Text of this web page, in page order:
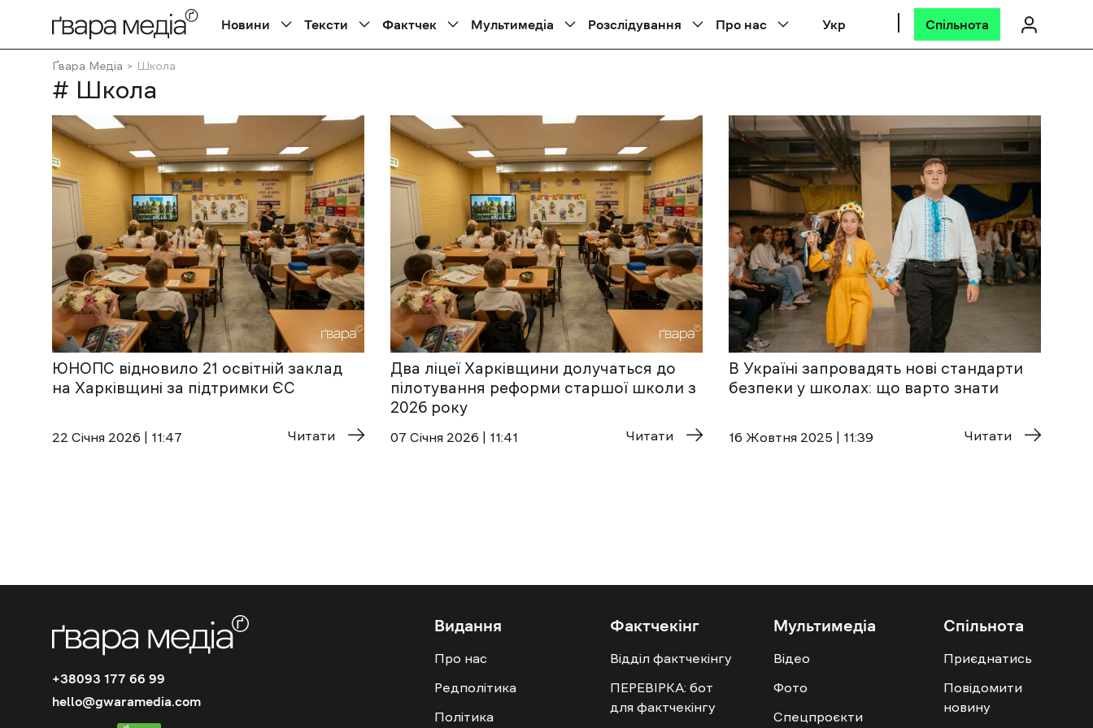
Новини Тексти Фактчек Мультимедіа Розслідування Про нас Укр Спільнота
Ґвара Медіа Школа
# Школа
ЮНОПС відновило 21 освітній заклад
на Харківщині за підтримки ЄС
22 Січня 2026 | 11:47 Читати
Два ліцеї Харківщини долучаться до
пілотування реформи старшої школи з
2026 року
07 Січня 2026 | 11:41 Читати
В Україні запровадять нові стандарти
безпеки у школах: що варто знати
16 Жовтня 2025 | 11:39 Читати
+38093 177 66 99
hello@gwaramedia.com
Видання
Про нас
Редполітика
Політика
Фактчекінг
Відділ фактчекінгу
ПЕРЕВІРКА: бот
для фактчекінгу
Мультимедіа
Відео
Фото
Спецпроєкти
Спільнота
Приєднатись
Повідомити
новину